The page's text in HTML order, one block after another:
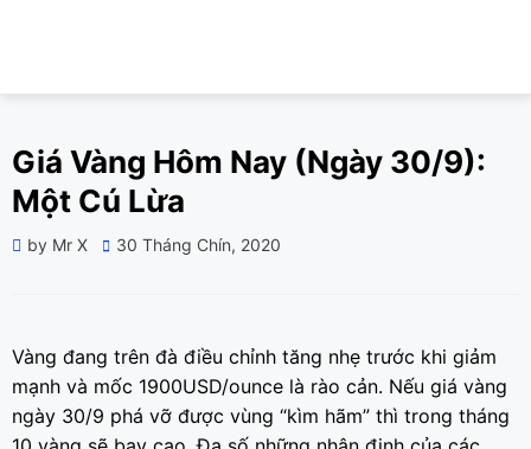
Giá Vàng Hôm Nay (Ngày 30/9):
Một Cú Lừa
by Mr X
Posted
30 Tháng Chín, 2020
Vàng đang trên đà điều chỉnh tăng nhẹ trước khi giảm
mạnh và mốc 1900USD/ounce là rào cản. Nếu giá vàng
ngày 30/9 phá vỡ được vùng “kìm hãm” thì trong tháng